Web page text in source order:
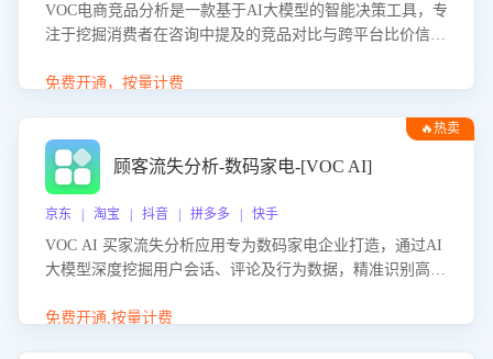
VOC电商竞品分析是一款基于AI大模型的智能决策工具，专
注于挖掘消费者在咨询中提及的竞品对比与跨平台比价信
商品信息，进行多维度交叉对比，并分析消费者的比价行
企业优化营销话术、突出产品与服务优势，有效提升咨询转
化率，避免陷入单纯价格竞争，实现精准扬长避短。
免费开通，按量计费
🔥热卖
顾客流失分析-数码家电-[VOC AI]
京东 | 淘宝 | 抖音 | 拼多多 | 快手
VOC AI 买家流失分析应用专为数码家电企业打造，通过AI
大模型深度挖掘用户会话、评论及行为数据，精准识别高流
应延迟、竞品价格冲击等。系统自动输出可落地的挽回策
免费开通,按量计费